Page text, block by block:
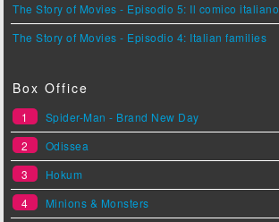
The Story of Movies - Episodio 5: Il comico italiano
The Story of Movies - Episodio 4: Italian families
Box Office
1
Spider-Man - Brand New Day
2
Odissea
3
Hokum
4
Minions & Monsters